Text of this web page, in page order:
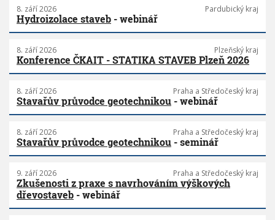
8. září 2026 Pardubický kraj
Hydroizolace staveb - webinář
8. září 2026 Plzeňský kraj
Konference ČKAIT - STATIKA STAVEB Plzeň 2026
8. září 2026 Praha a Středočeský kraj
Stavařův průvodce geotechnikou - webinář
8. září 2026 Praha a Středočeský kraj
Stavařův průvodce geotechnikou - seminář
9. září 2026 Praha a Středočeský kraj
Zkušenosti z praxe s navrhováním výškových
dřevostaveb - webinář